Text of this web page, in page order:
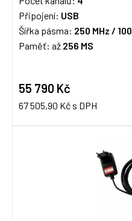
Připojení: USB
Šířka pásma: 250 MHz / 100
Paměť: až 256 MS
55 790 Kč
67 505,90 Kč s DPH